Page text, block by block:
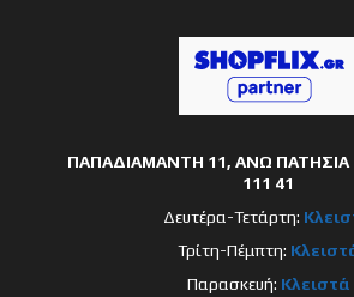
ΠΑΠΑΔΙΑΜΑΝΤΗ 11, ΑΝΩ ΠΑΤΗΣΙΑ
111 41
Δευτέρα-Τετάρτη:
Τρίτη-Πέμπτη:
Παρασκευή: Κλειστά